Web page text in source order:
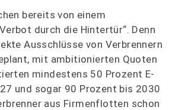
bereits von einem
durch die Hintertür“. Denn
Ausschlüsse von Verbrennern
mit ambitionierten Quoten
mindestens 50 Prozent E-
und sogar 90 Prozent bis 2030
aus Firmenflotten schon